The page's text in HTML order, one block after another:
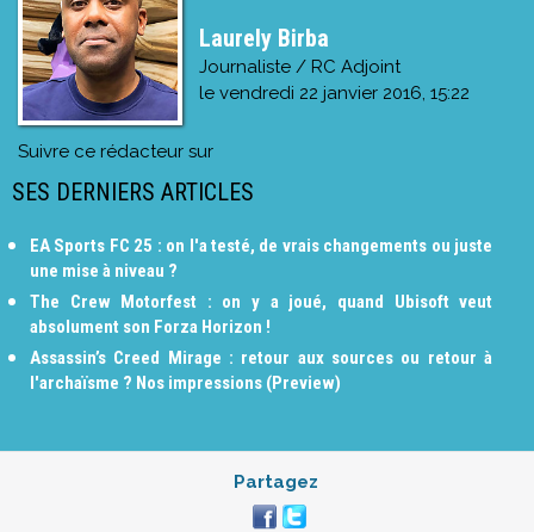
Laurely Birba
Journaliste / RC Adjoint
le vendredi 22 janvier 2016, 15:22
Suivre ce rédacteur sur
SES DERNIERS ARTICLES
EA Sports FC 25 : on l'a testé, de vrais changements ou juste
une mise à niveau ?
The Crew Motorfest : on y a joué, quand Ubisoft veut
absolument son Forza Horizon !
Assassin’s Creed Mirage : retour aux sources ou retour à
l'archaïsme ? Nos impressions (Preview)
Partagez